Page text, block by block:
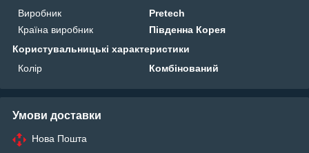
Виробник
Pretech
Країна виробник
Південна Корея
Користувальницькі характеристики
Колір
Комбінований
Умови доставки
Нова Пошта